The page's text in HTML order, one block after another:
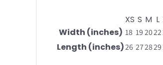
XS S M L
Width (inches) 18 192022
Length (inches)26 272829